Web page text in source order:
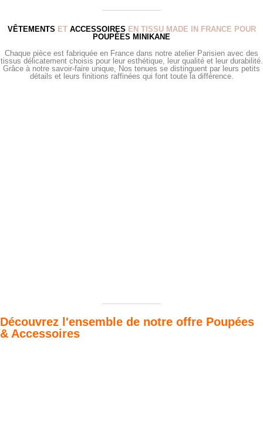
VÊTEMENTS ET ACCESSOIRES EN TISSU MADE IN FRANCE POUR
POUPÉES MINIKANE
Chaque pièce est fabriquée en France dans notre atelier Parisien avec des
tissus délicatement choisis pour leur esthétique, leur qualité et leur durabilité.
Grâce à notre savoir-faire unique, Nos tenues se distinguent par leurs petits
détails et leurs finitions raffinées qui font toute la différence.
Découvrez l'ensemble de notre offre Poupées
& Accessoires